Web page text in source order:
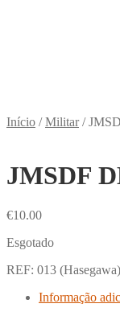
Início /Militar/
JMSDF
€10.00
Esgotado
REF: 013 (Hasegawa)
Informação